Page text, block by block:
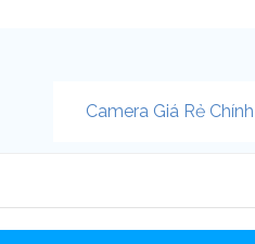
Camera Giá Rẻ